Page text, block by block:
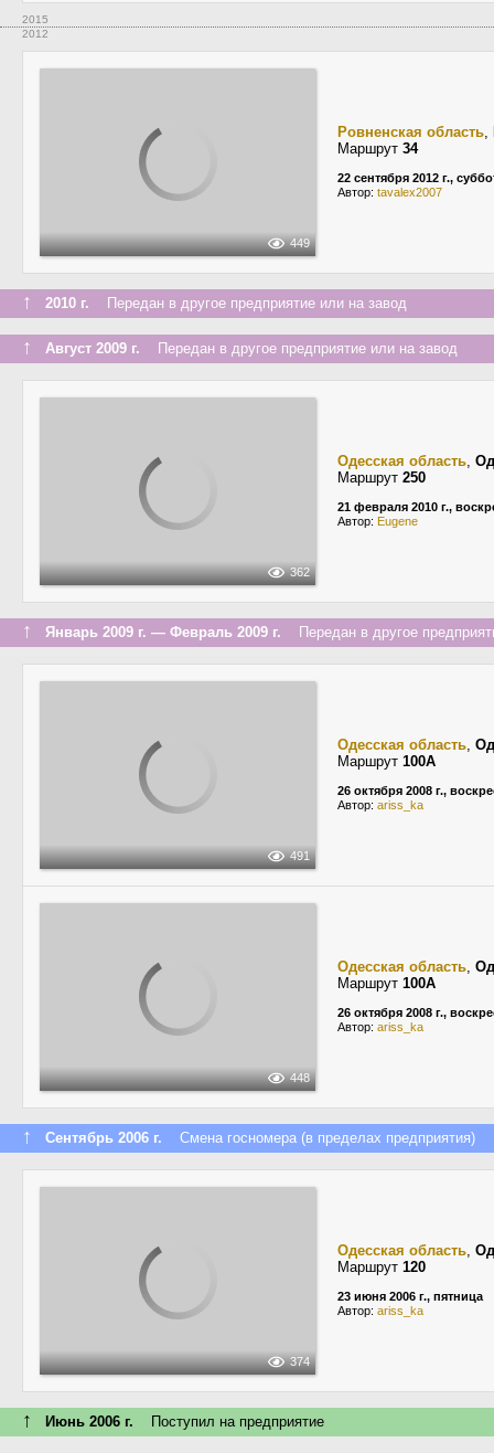
2015
2012
449
Ровненская область,
Маршрут 34
22 сентября 2012 г.,
Автор: tavalex2007
↑ 2010 г. Передан в другое предприятие или на завод
↑ Август 2009 г. Передан в другое предприятие или на завод
362
Одесская область,
Маршрут 250
21 февраля 2010 г.,
Автор: Eugene
↑ Январь 2009 г. — Февраль 2009 г. Передан в другое
491
Одесская область,
Маршрут 100А
26 октября 2008 г.,
Автор: ariss_ka
448
Одесская область,
Маршрут 100А
26 октября 2008 г.,
Автор: ariss_ka
↑ Сентябрь 2006 г. Смена госномера (в пределах предприятия)
374
Одесская область,
Маршрут 120
23 июня 2006 г., пятница
Автор: ariss_ka
↑ Июнь 2006 г. Поступил на предприятие